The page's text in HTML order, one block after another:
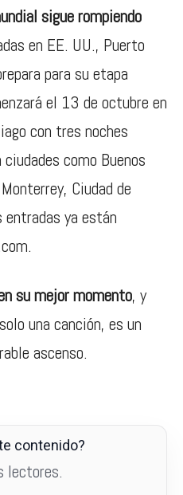
sigue rompiendo
en EE. UU., Puerto
para su etapa
el 13 de octubre en
con tres noches
como Buenos
Ciudad de
entradas ya están
su mejor momento, y
una canción, es un
ascenso.
contenido?
lectores.